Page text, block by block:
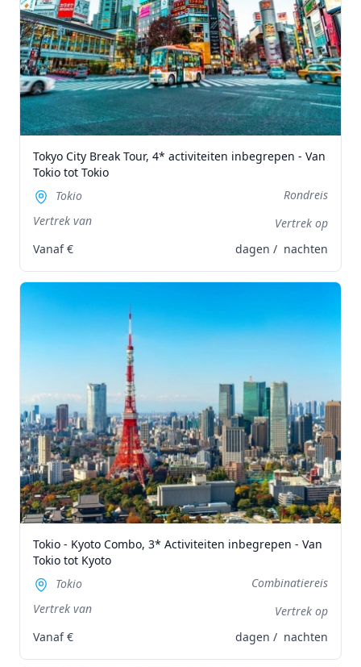
Tokyo City Break Tour, 4* activiteiten inbegrepen - Van
Tokio tot Tokio
Tokio
Rondreis
Vertrek van
Vertrek op
Vanaf€ dagen / nachten
Tokio - Kyoto Combo, 3* Activiteiten inbegrepen - Van
Tokio tot Kyoto
Tokio
Combinatiereis
Vertrek van
Vertrek op
Vanaf€ dagen / nachten